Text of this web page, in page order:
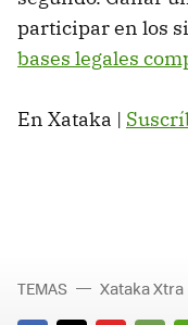
participar en los
bases legales
En Xataka |
TEMAS Xataka Xtra